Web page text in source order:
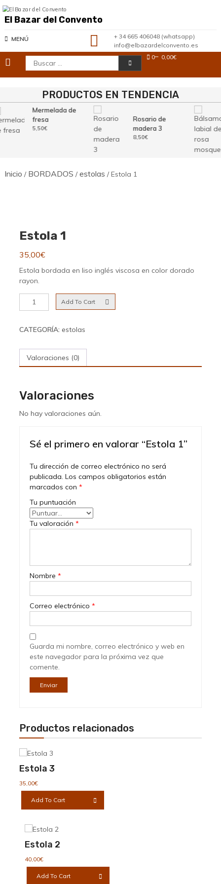
Saltar
al
contenido
El Bazar del Convento
MENÚ
+ 34 665 406048 (whatsapp)
info@elbazardelconvento.es
Buscar: 0 0,00€
PRODUCTOS EN TENDENCIA
Mermelada de
fresa
5,50€
Rosario de
madera 3
8,50€
Inicio / BORDADOS /estolas / Estola 1
Estola 1
35,00€
Estola bordada en liso inglés viscosa en color dorado
rayon.
Estola
1
Add To Cart
CATEGORÍA: estolas
Valoraciones (0)
Valoraciones
No hay valoraciones aún.
Sé el primero en valorar “Estola 1”
Tu dirección de correo electrónico no será
publicada. Los campos obligatorios están
marcados con *
Tu puntuación
Tu valoración *
Nombre *
Correo electrónico *
Guarda mi nombre, correo electrónico y web en
este navegador para la próxima vez que
comente.
Productos relacionados
Estola 3
35,00€
Add To Cart
Estola 2
40,00€
Add To Cart